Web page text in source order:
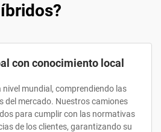
con conocimiento local
nivel mundial, comprendiendo las
del mercado. Nuestros camiones
para cumplir con las normativas
de los clientes, garantizando su